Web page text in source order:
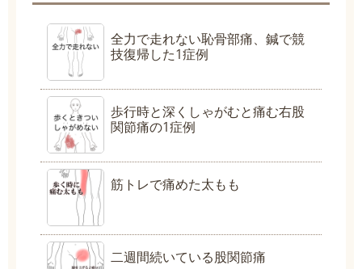
全力で走れない恥骨部痛、鍼で競
技復帰した1症例
歩行時と深くしゃがむと痛む右股
関節痛の1症例
筋トレで痛めた太もも
二週間続いている股関節痛